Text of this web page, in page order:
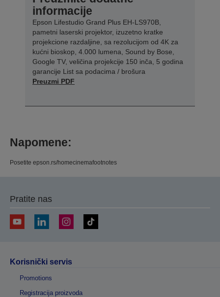
informacije
Epson Lifestudio Grand Plus EH-LS970B,
pametni laserski projektor, izuzetno kratke
projekcione razdaljine, sa rezolucijom od 4K za
kućni bioskop, 4.000 lumena, Sound by Bose,
Google TV, veličina projekcije 150 inča, 5 godina
garancije List sa podacima / brošura
Preuzmi PDF
Napomene:
Posetite epson.rs/homecinemafootnotes
Pratite nas
Korisnički servis
Promotions
Registracija proizvoda